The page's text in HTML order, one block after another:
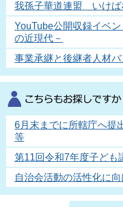
我孫子華道連盟 いけば
YouTube公開収録イベ
の近現代－
事業承継と後継者人材バ
6月末までに所轄庁へ提
等
第11回令和7年度子ども
自治会活動の活性化に